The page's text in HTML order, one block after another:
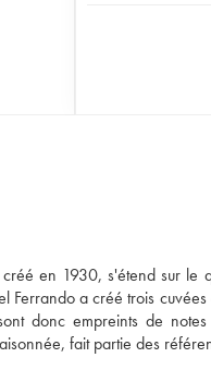
en 1930, s'étend sur le
Ferrando a créé trois
donc empreints de
fait partie des